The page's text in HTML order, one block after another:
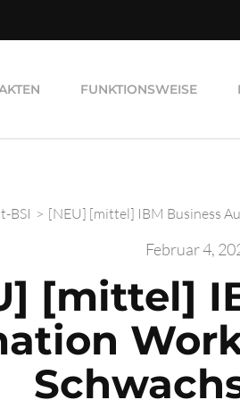
FUNKTIONSWEISE
BSI > [NEU] [mittel] IBM Business
Februar 4,
[mittel]